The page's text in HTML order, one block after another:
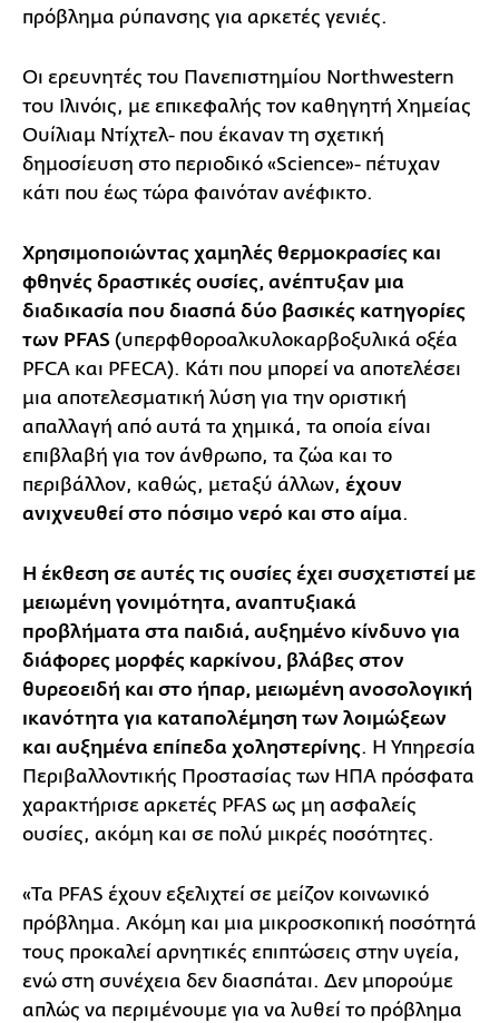
πρόβλημα ρύπανσης για αρκετές γενιές.
Οι ερευνητές του Πανεπιστημίου Northwestern
του Ιλινόις, με επικεφαλής τον καθηγητή Χημείας
Ουίλιαμ Ντίχτελ- που έκαναν τη σχετική
δημοσίευση στο περιοδικό «Science»- πέτυχαν
κάτι που έως τώρα φαινόταν ανέφικτο.
Χρησιμοποιώντας χαμηλές θερμοκρασίες και
φθηνές δραστικές ουσίες, ανέπτυξαν μια
διαδικασία που διασπά δύο βασικές κατηγορίες
των PFAS (υπερφθοροαλκυλοκαρβοξυλικά οξέα
PFCA και PFECA). Κάτι που μπορεί να αποτελέσει
μια αποτελεσματική λύση για την οριστική
απαλλαγή από αυτά τα χημικά, τα οποία είναι
επιβλαβή για τον άνθρωπο, τα ζώα και το
περιβάλλον, καθώς, μεταξύ άλλων, έχουν
ανιχνευθεί στο πόσιμο νερό και στο αίμα.
Η έκθεση σε αυτές τις ουσίες έχει συσχετιστεί με
μειωμένη γονιμότητα, αναπτυξιακά
προβλήματα στα παιδιά, αυξημένο κίνδυνο για
διάφορες μορφές καρκίνου, βλάβες στον
θυρεοειδή και στο ήπαρ, μειωμένη ανοσολογική
ικανότητα για καταπολέμηση των λοιμώξεων
και αυξημένα επίπεδα χοληστερίνης. Η Υπηρεσία
Περιβαλλοντικής Προστασίας των ΗΠΑ πρόσφατα
χαρακτήρισε αρκετές PFAS ως μη ασφαλείς
ουσίες, ακόμη και σε πολύ μικρές ποσότητες.
«Τα PFAS έχουν εξελιχτεί σε μείζον κοινωνικό
πρόβλημα. Ακόμη και μια μικροσκοπική ποσότητά
τους προκαλεί αρνητικές επιπτώσεις στην υγεία,
ενώ στη συνέχεια δεν διασπάται. Δεν μπορούμε
απλώς να περιμένουμε για να λυθεί το πρόβλημα